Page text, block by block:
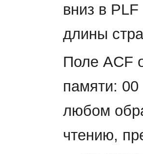
вниз в
длины
Поле ACF
памяти:
любом
чтению,